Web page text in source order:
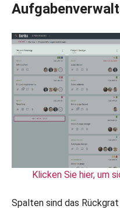
Klicken Sie hier, um
Spalten sind das